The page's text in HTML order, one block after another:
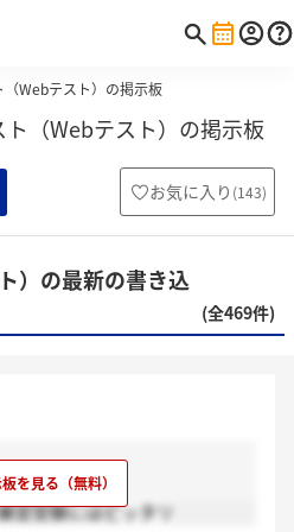
Webテスト）の掲示板
ト（Webテスト）の掲示板
お気に入り (143)
）の最新の書き込
(全469件)
受験可）
習受験にはピッタリ